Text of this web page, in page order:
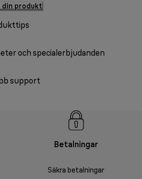
din produkt
och specialerbjudanden
support
Betalningar
Säkra betalningar